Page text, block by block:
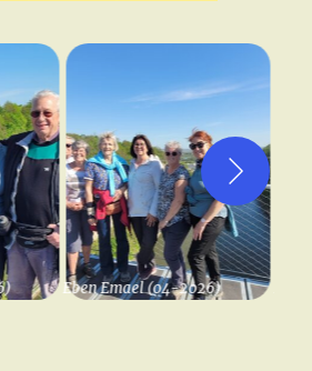
Eben Emael (04-2026)